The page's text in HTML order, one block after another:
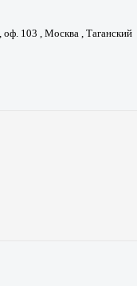
оф. 103 , Москва , Таганский